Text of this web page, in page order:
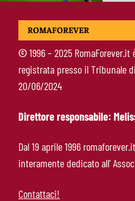
E
ROMAFOREVER
©1996 – 2025
registrata presso il Tribunale
20/06/2024
Direttore responsabile:
Dal 19 aprile 1996
interamente dedicato all’
Contattaci!